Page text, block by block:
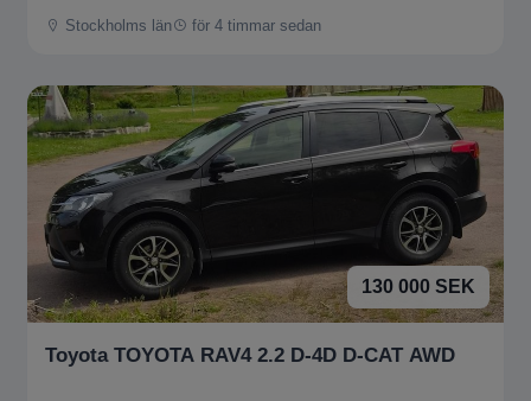
Stockholms län för 4 timmar sedan
130 000 SEK
Toyota TOYOTA RAV4 2.2 D-4D D-CAT AWD